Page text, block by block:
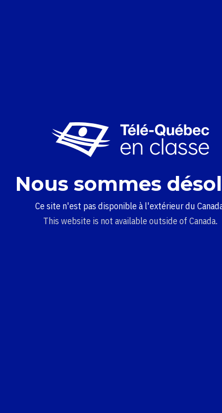
Nous sommes
Ce site n'est pas disponible à l'extérieur du
This website is not available outside of Canada.